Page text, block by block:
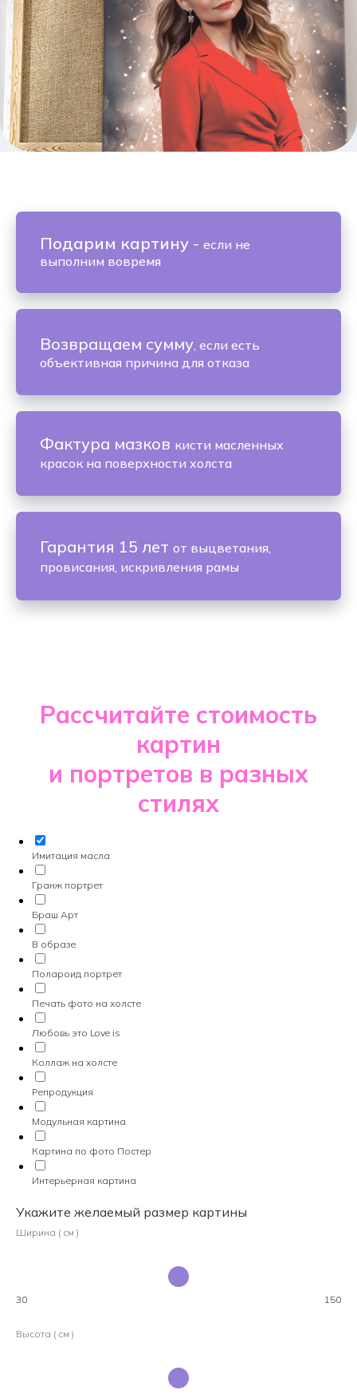
Подарим картину - если не
выполним вовремя
Возвращаем сумму, если есть
объективная причина для отказа
Фактура мазков кисти масленных
красок на поверхности холста
Гарантия 15 лет от выцветания,
провисания, искривления рамы
Рассчитайте стоимость
картин
и портретов в разных
стилях
Имитация масла
Гранж портрет
Браш Арт
В образе
Полароид портрет
Печать фото на холсте
Любовь это Love is
Коллаж на холсте
Репродукция
Модульная картина
Картина по фото Постер
Интерьерная картина
Укажите желаемый размер картины
Ширина ( см )
30 150
Высота ( см )